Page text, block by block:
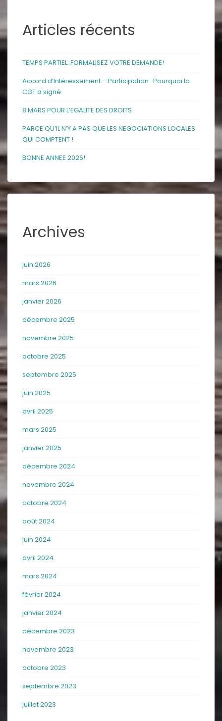
Articles récents
TEMPS PARTIEL: FORMALISEZ VOTRE DEMANDE!
Accord d’Intéressement – Participation : Pourquoi la
CGT a signé
8 MARS POUR L’EGALITE DES DROITS
PARCE QU’IL N’Y A PAS QUE LES NEGOCIATIONS LOCALES
QUI COMPTENT !
BONNE ANNEE 2026!
Archives
juin 2026
mars 2026
janvier 2026
décembre 2025
novembre 2025
octobre 2025
septembre 2025
juin 2025
avril 2025
mars 2025
janvier 2025
décembre 2024
novembre 2024
octobre 2024
août 2024
juin 2024
avril 2024
mars 2024
février 2024
janvier 2024
décembre 2023
novembre 2023
octobre 2023
septembre 2023
juillet 2023